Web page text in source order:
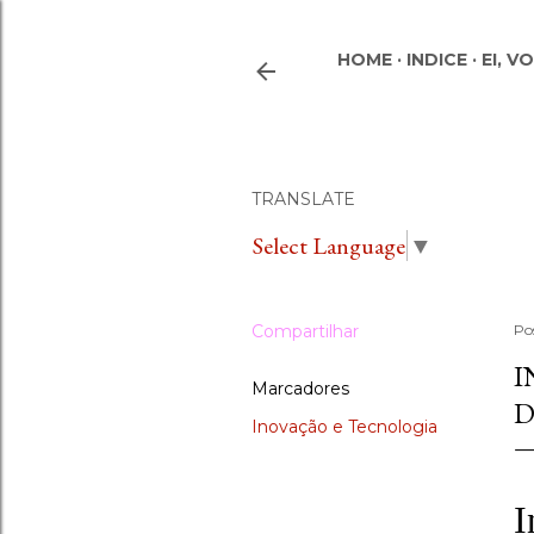
HOME INDICE EI,
TRANSLATE
Select Language ▼
Compartilhar
Marcadores
Inovação e Tecnologia